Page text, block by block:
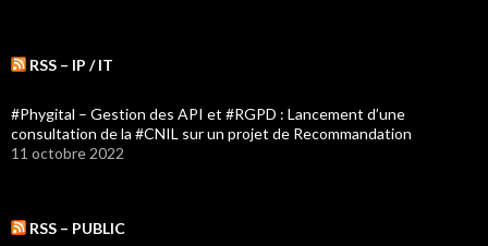
RSS – IP / IT
#Phygital – Gestion des API et #RGPD : Lancement d’une
consultation de la #CNIL sur un projet de Recommandation
11 octobre 2022
RSS – PUBLIC